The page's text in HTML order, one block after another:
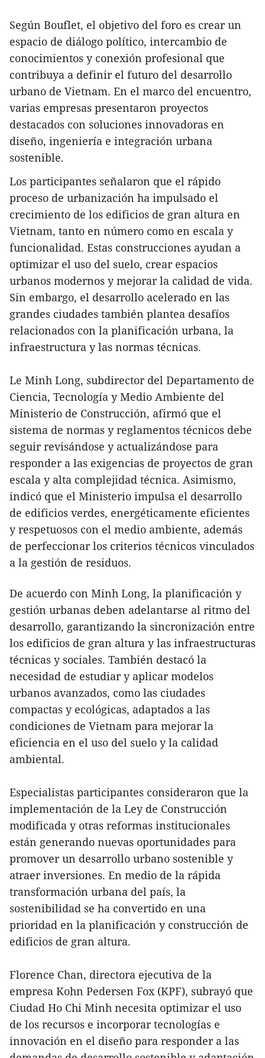
Según Bouflet, el objetivo del foro es crear un
espacio de diálogo político, intercambio de
conocimientos y conexión profesional que
contribuya a definir el futuro del desarrollo
urbano de Vietnam. En el marco del encuentro,
varias empresas presentaron proyectos
destacados con soluciones innovadoras en
diseño, ingeniería e integración urbana
sostenible.
Los participantes señalaron que el rápido
proceso de urbanización ha impulsado el
crecimiento de los edificios de gran altura en
Vietnam, tanto en número como en escala y
funcionalidad. Estas construcciones ayudan a
optimizar el uso del suelo, crear espacios
urbanos modernos y mejorar la calidad de vida.
Sin embargo, el desarrollo acelerado en las
grandes ciudades también plantea desafíos
relacionados con la planificación urbana, la
infraestructura y las normas técnicas.
Le Minh Long, subdirector del Departamento de
Ciencia, Tecnología y Medio Ambiente del
Ministerio de Construcción, afirmó que el
sistema de normas y reglamentos técnicos debe
seguir revisándose y actualizándose para
responder a las exigencias de proyectos de gran
escala y alta complejidad técnica. Asimismo,
indicó que el Ministerio impulsa el desarrollo
de edificios verdes, energéticamente eficientes
y respetuosos con el medio ambiente, además
de perfeccionar los criterios técnicos vinculados
a la gestión de residuos.
De acuerdo con Minh Long, la planificación y
gestión urbanas deben adelantarse al ritmo del
desarrollo, garantizando la sincronización entre
los edificios de gran altura y las infraestructuras
técnicas y sociales. También destacó la
necesidad de estudiar y aplicar modelos
urbanos avanzados, como las ciudades
compactas y ecológicas, adaptados a las
condiciones de Vietnam para mejorar la
eficiencia en el uso del suelo y la calidad
ambiental.
Especialistas participantes consideraron que la
implementación de la Ley de Construcción
modificada y otras reformas institucionales
están generando nuevas oportunidades para
promover un desarrollo urbano sostenible y
atraer inversiones. En medio de la rápida
transformación urbana del país, la
sostenibilidad se ha convertido en una
prioridad en la planificación y construcción de
edificios de gran altura.
Florence Chan, directora ejecutiva de la
empresa Kohn Pedersen Fox (KPF), subrayó que
Ciudad Ho Chi Minh necesita optimizar el uso
de los recursos e incorporar tecnologías e
innovación en el diseño para responder a las